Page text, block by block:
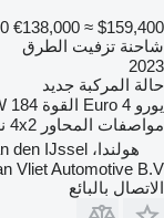
€138,000 ≈ $159,400
شاحنة تزفيت الطرق
2023
حالة المركبة جديد
يورو Euro 4 القوة 184 kW (250 حصان)
مواصفات المحاور 4x2
هولندا، Nieuwerkerk aan den IJssel
Vliet Automotive B.V.
الاتصال بالبائع